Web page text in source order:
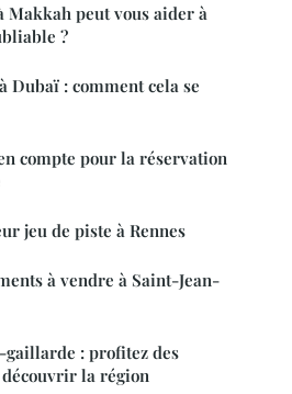
Makkah peut vous aider à
?
Dubaï : comment cela se
compte pour la réservation
jeu de piste à Rennes
à vendre à Saint-Jean-
: profitez des
la région